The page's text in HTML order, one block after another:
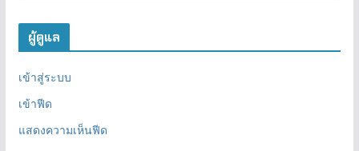
ผู้ดูแล
เข้าสู่ระบบ
เข้าฟีด
แสดงความเห็นฟีด